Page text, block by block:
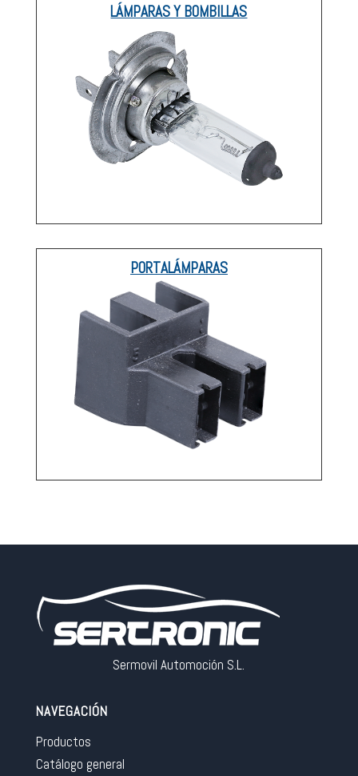
LÁMPARAS Y BOMBILLAS
PORTALÁMPARAS
Sermovil Automoción S.L.
NAVEGACIÓN
Productos
Catálogo general